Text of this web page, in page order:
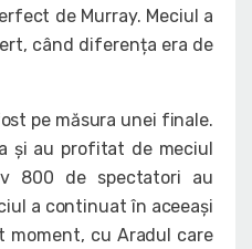
de Murray. Meciul a
când diferența era de
pe măsura unei finale.
și au profitat de meciul
800 de spectatori au
a continuat în aceeași
moment, cu Aradul care